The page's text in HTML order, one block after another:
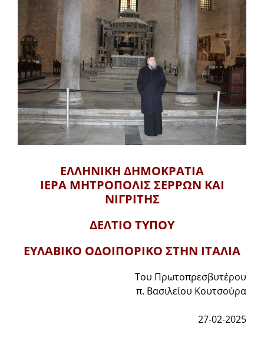
ΕΛΛΗΝΙΚΗ ΔΗΜΟΚΡΑΤΙΑ
ΙΕΡΑ ΜΗΤΡΟΠΟΛΙΣΣΕΡΡΩΝ ΚΑΙ
ΝΙΓΡΙΤΗΣ
ΔΕΛΤΙΟ ΤΥΠΟΥ
ΕΥΛΑΒΙΚΟ ΟΔΟΙΠΟΡΙΚΟ ΣΤΗΝ ΙΤΑΛΙΑ
Του Πρωτοπρεσβυτέρου
π. Βασιλείου Κουτσούρα
27-02-2025